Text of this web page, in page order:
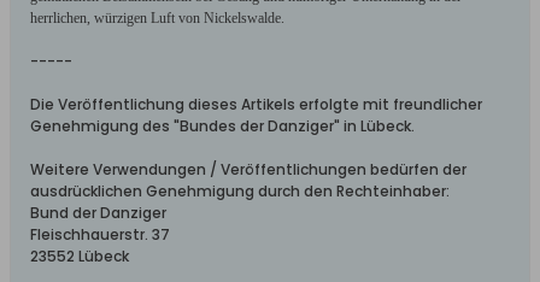
herrlichen, würzigen Luft von Nickelswalde.
-----
Die Veröffentlichung dieses Artikels erfolgte mit freundlicher
Genehmigung des "Bundes der Danziger" in Lübeck.
Weitere Verwendungen / Veröffentlichungen bedürfen der
ausdrücklichen Genehmigung durch den Rechteinhaber:
Bund der Danziger
Fleischhauerstr. 37
23552 Lübeck